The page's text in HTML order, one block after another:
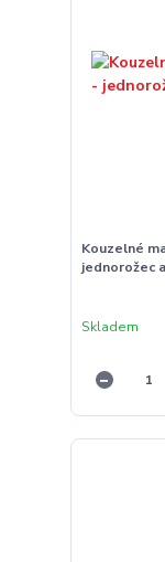
Kouzelné
jednorožec
Skladem